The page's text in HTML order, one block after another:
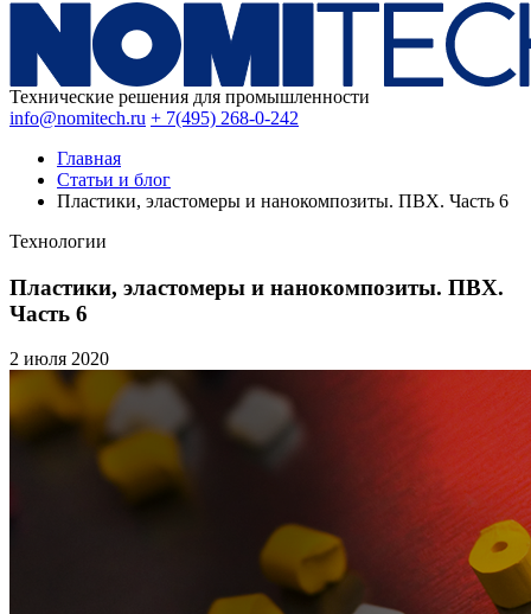
Технические решения для промышленности
info@nomitech.ru + 7(495) 268-0-242
Главная
Статьи и блог
Пластики, эластомеры и нанокомпозиты. ПВХ. Часть 6
Технологии
Пластики, эластомеры и нанокомпозиты. ПВХ.
Часть 6
2 июля 2020